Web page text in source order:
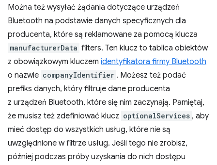
Można też wysyłać żądania dotyczące urządzeń
Bluetooth na podstawie danych specyficznych dla
producenta, które są reklamowane za pomocą klucza
manufacturerData filters. Ten klucz to tablica obiektów
z obowiązkowym kluczem identyfikatora firmy Bluetooth
o nazwie companyIdentifier . Możesz też podać
prefiks danych, który filtruje dane producenta
z urządzeń Bluetooth, które się nim zaczynają. Pamiętaj,
że musisz też zdefiniować klucz optionalServices , aby
mieć dostęp do wszystkich usług, które nie są
uwzględnione w filtrze usług. Jeśli tego nie zrobisz,
później podczas próby uzyskania do nich dostępu